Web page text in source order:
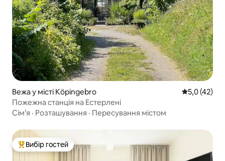
Вежа у місті Köpingebro Середня
5,0 (42)
Пожежна станція на Естерлені
Сім’я · Розташування · Пересування містом
Топ вибір гостей
Вибір гостей